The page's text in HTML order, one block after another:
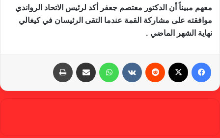
معهم مبيناً أن الدكتور معتصم جعفر أكد لرئيس الاتحاد الرواندي
موافقته على مشاركة القمة عندما التقى الرئيسان في كيغالي
نهاية الشهر الماضي .
واتساب